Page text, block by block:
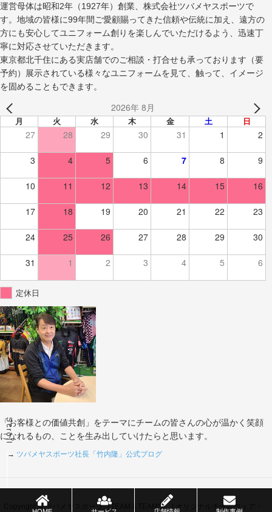
Scroll
運営母体は昭和2年（1927年）創業、株式会社ツバメヤスポーツで
す。地域の皆様に99年間ご愛顧賜ってきた信頼や伝統に加え、遠方の
方にも安心してユニフォーム創りを楽しんでいただけるよう、迅速丁
寧に対応させていただきます。
東京都北千住にある実店舗でのご相談・打合せも承っております（要
予約）展示されている様々なユニフォームを見て、触って、イメージ
を固めることもできます。
2026年 8月
月 火 水 木 金 土 日
27 28 29 30 31 1 2
3 4 5 6 7 8 9
10 11 12 13 14 15 16
17 18 19 20 21 22 23
24 25 26 27 28 29 30
31 1 2 3 4 5 6
定休日
「お客様との価値共創」をテーマにチームの皆さんの心が温かく笑顔
になれるもの、ことを生み出していけたらと思います。
→ ツバメヤスポーツ社長「竹内隆」公式ブログ
Copyright © ツバメヤスポーツ（TEAM＆TEAMS） | オリジナルチームウェア・